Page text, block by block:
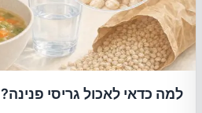
למה כדאי לאכול גריסי פנינה?